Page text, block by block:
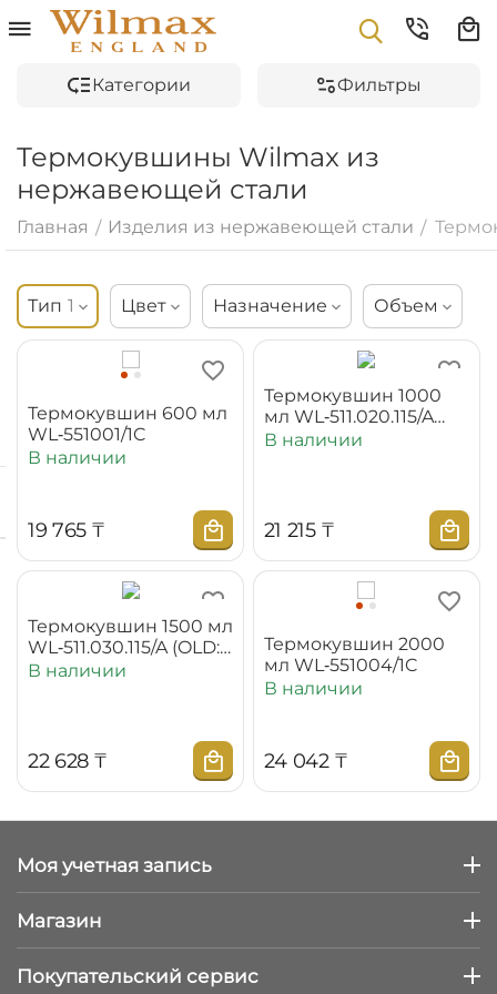
Категории Фильтры
Термокувшины Wilmax из
нержавеющей стали
Главная / Изделия из нержавеющей стали /
Тип 1 Цвет Назначение Объем
Термокувшин 600 мл
WL‑551001/1C
В наличии
19 765 ₸
Термокувшин 1000
мл WL‑511.020.115/A
(OLD: 551002)
В наличии
21 215 ₸
Термокувшин 1500 мл
WL‑511.030.115/A (OLD:
551003)
В наличии
22 628 ₸
Термокувшин 2000
мл WL‑551004/1C
В наличии
24 042 ₸
Моя учетная запись
Магазин
Покупательский сервис